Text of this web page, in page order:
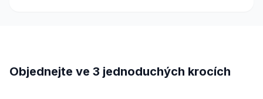
Objednejte ve 3 jednoduchých krocích